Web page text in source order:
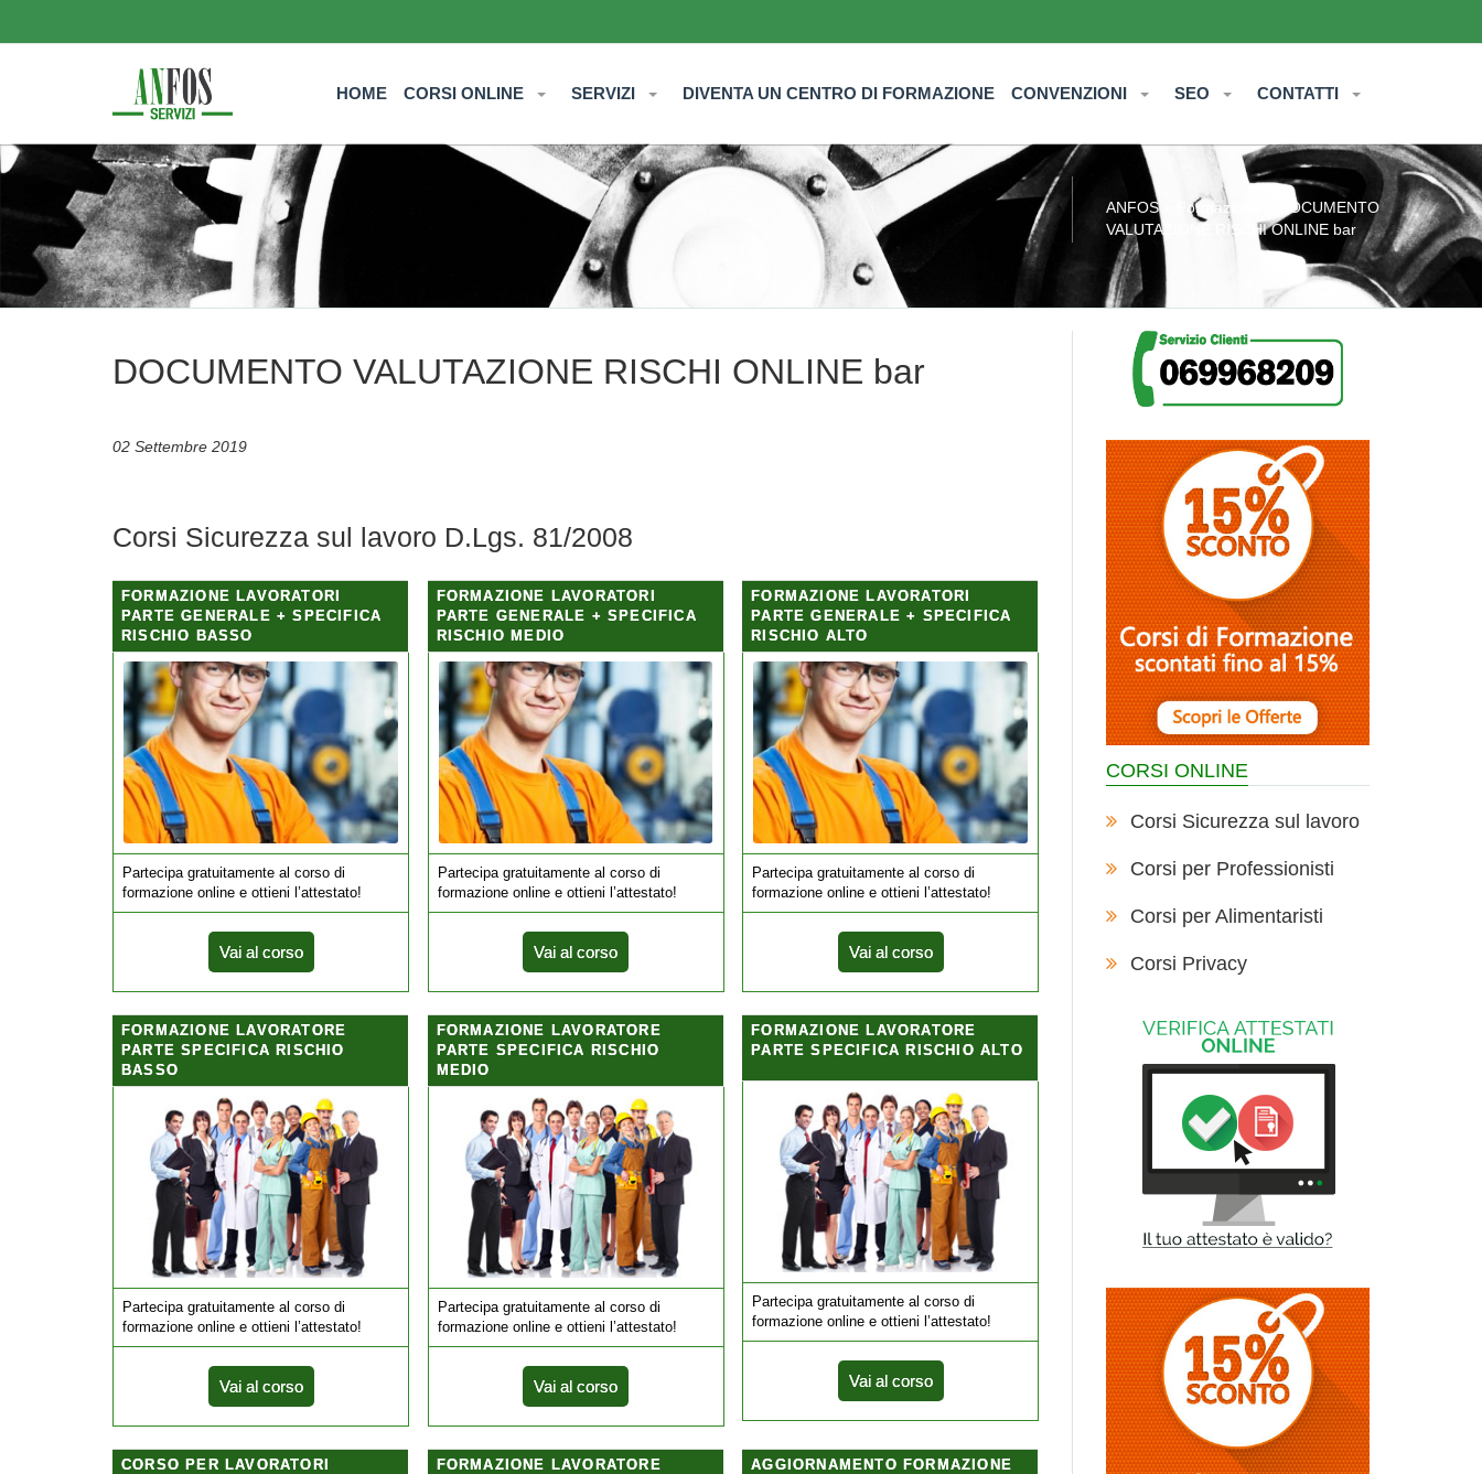
HOME CORSI ONLINE SERVIZI DIVENTA UN CENTRO DI FORMAZIONE CONVENZIONI SEO CONTATTI
ANFOS» Formazione
» DOCUMENTO
VALUTAZIONE RISCHI ONLINE bar
DOCUMENTO VALUTAZIONE RISCHI ONLINE bar
02 Settembre 2019
Corsi Sicurezza sul lavoro D.Lgs. 81/2008
FORMAZIONE LAVORATORI
PARTE GENERALE + SPECIFICA
RISCHIO BASSO
Partecipa gratuitamente al corso di
formazione online e ottieni l’attestato!
Vai al corso
FORMAZIONE LAVORATORI
PARTE GENERALE + SPECIFICA
RISCHIO MEDIO
Partecipa gratuitamente al corso di
formazione online e ottieni l’attestato!
Vai al corso
FORMAZIONE LAVORATORI
PARTE GENERALE + SPECIFICA
RISCHIO ALTO
Partecipa gratuitamente al corso di
formazione online e ottieni l’attestato!
Vai al corso
FORMAZIONE LAVORATORE
PARTE SPECIFICA RISCHIO
BASSO
Partecipa gratuitamente al corso di
formazione online e ottieni l’attestato!
Vai al corso
FORMAZIONE LAVORATORE
PARTE SPECIFICA RISCHIO
MEDIO
Partecipa gratuitamente al corso di
formazione online e ottieni l’attestato!
Vai al corso
FORMAZIONE LAVORATORE
PARTE SPECIFICA RISCHIO ALTO
Partecipa gratuitamente al corso di
formazione online e ottieni l’attestato!
Vai al corso
CORSO PER LAVORATORI
FORMAZIONE LAVORATORE
AGGIORNAMENTO FORMAZIONE
CORSI ONLINE
Corsi Sicurezza sul lavoro
Corsi per Professionisti
Corsi per Alimentaristi
Corsi Privacy